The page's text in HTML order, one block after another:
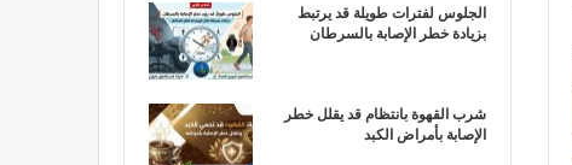
الجلوس لفترات طويلة قد يرتبط
بزيادة خطر الإصابة بالسرطان
شرب القهوة بانتظام قد يقلل خطر
الإصابة بأمراض الكبد